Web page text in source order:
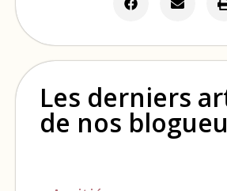
Les derniers
de nos